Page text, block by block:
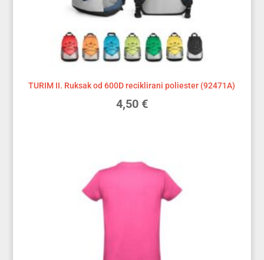
TURIM II. Ruksak od 600D reciklirani poliester (92471A)
4,50 €